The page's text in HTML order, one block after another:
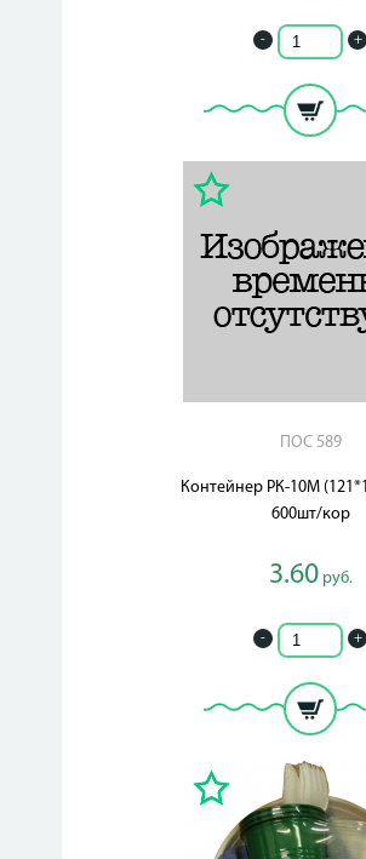
- +
ПОС 589
Контейнер РК-10М
600шт/кор
3.60руб.
- +